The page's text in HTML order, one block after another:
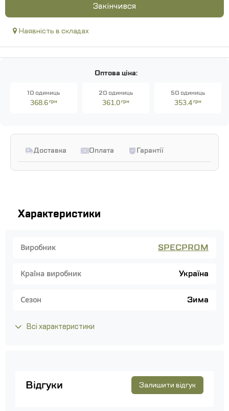
Закінчився
Наявність в складах
Оптова ціна:
10 одиниць
368.6грн
20 одиниць
361.0грн
50 одиниць
353.4грн
Доставка Оплата Гарантії
Характеристики
Виробник SPECPROM
Країна виробник Україна
Сезон Зима
Всі характеристики
Відгуки Залишити відгук